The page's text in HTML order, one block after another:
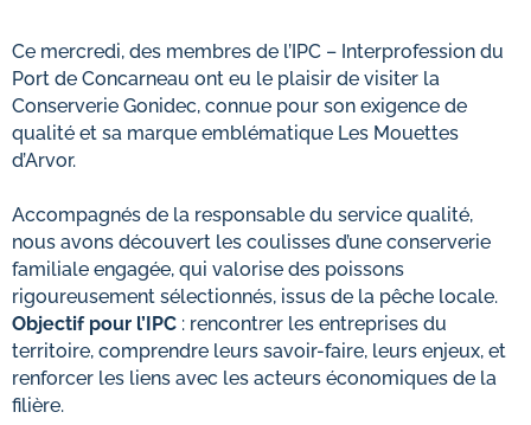
Ce mercredi, des membres de l’IPC – Interprofession du
Port de Concarneau ont eu le plaisir de visiter la
Conserverie Gonidec, connue pour son exigence de
qualité et sa marque emblématique Les Mouettes
d’Arvor.
Accompagnés de la responsable du service qualité,
nous avons découvert les coulisses d’une conserverie
familiale engagée, qui valorise des poissons
rigoureusement sélectionnés, issus de la pêche locale.
Objectif pour l’IPC : rencontrer les entreprises du
territoire, comprendre leurs savoir-faire, leurs enjeux, et
renforcer les liens avec les acteurs économiques de la
filière.